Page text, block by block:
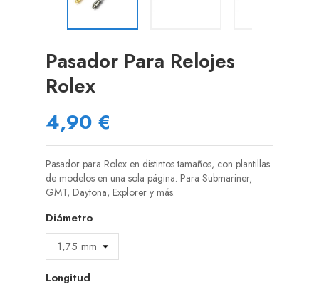
Pasador Para Relojes
Rolex
4,90 €
Pasador para Rolex en distintos tamaños, con plantillas
de modelos en una sola página. Para Submariner,
GMT, Daytona, Explorer y más.
Diámetro
Longitud